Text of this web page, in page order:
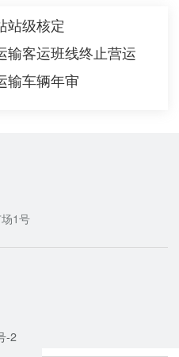
站级核定
输客运班线终止营运
输车辆年审
1号
-2